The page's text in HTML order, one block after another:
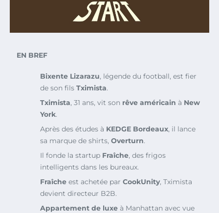
EN BREF
Bixente Lizarazu, légende du football, est fier
de son fils Tximista.
Tximista, 31 ans, vit son rêve américain à New
York.
Après des études à KEDGE Bordeaux, il lance
sa marque de shirts, Overturn.
Il fonde la startup Fraîche, des frigos
intelligents dans les bureaux.
Fraîche est achetée par CookUnity, Tximista
devient directeur B2B.
Appartement de luxe à Manhattan avec vue